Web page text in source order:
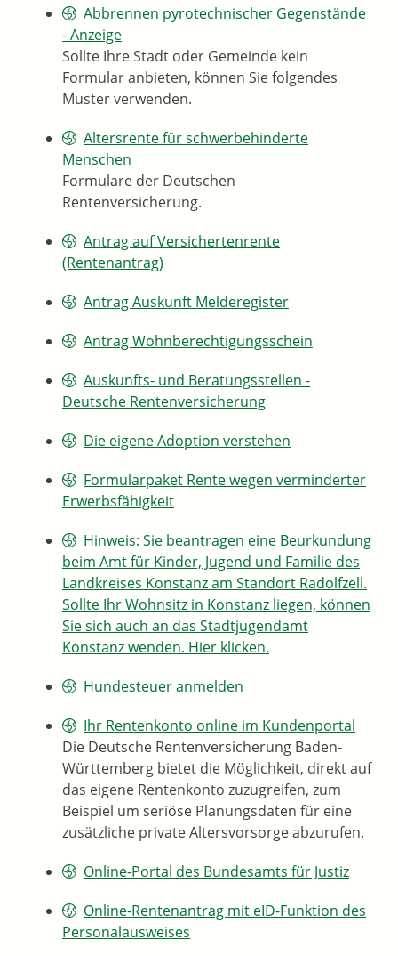
Abbrennen pyrotechnischer Gegenstände
- Anzeige
Sollte Ihre Stadt oder Gemeinde kein
Formular anbieten, können Sie folgendes
Muster verwenden.
Altersrente für schwerbehinderte
Menschen
Formulare der Deutschen
Rentenversicherung.
Antrag auf Versichertenrente
(Rentenantrag)
Antrag Auskunft Melderegister
Antrag Wohnberechtigungsschein
Auskunfts- und Beratungsstellen -
Deutsche Rentenversicherung
Die eigene Adoption verstehen
Formularpaket Rente wegen verminderter
Erwerbsfähigkeit
Hinweis: Sie beantragen eine Beurkundung
beim Amt für Kinder, Jugend und Familie des
Landkreises Konstanz am Standort Radolfzell.
Sollte Ihr Wohnsitz in Konstanz liegen, können
Sie sich auch an das Stadtjugendamt
Konstanz wenden. Hier klicken.
Hundesteuer anmelden
Ihr Rentenkonto online im Kundenportal
Die Deutsche Rentenversicherung Baden-
Württemberg bietet die Möglichkeit, direkt auf
das eigene Rentenkonto zuzugreifen, zum
Beispiel um seriöse Planungsdaten für eine
zusätzliche private Altersvorsorge abzurufen.
Online-Portal des Bundesamts für Justiz
Online-Rentenantrag mit eID-Funktion des
Personalausweises